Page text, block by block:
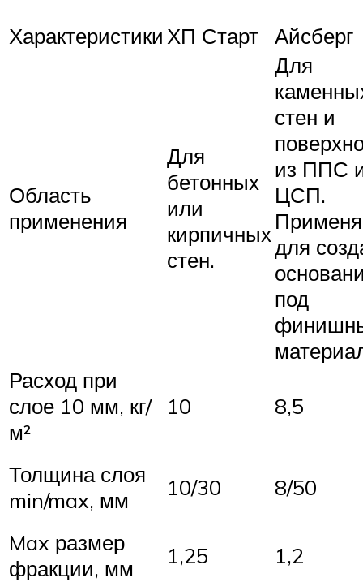
Характеристики ХП Старт Айсберг
Область
применения
Для
бетонных
или
кирпичных
стен.
Для
стен и
из ППС
ЦСП.
для
под
Расход при
слое 10 мм, кг/
м²
10 8,5
Толщина слоя
min/max, мм
10/30 8/50
Max размер
фракции, мм
1,25
1,2